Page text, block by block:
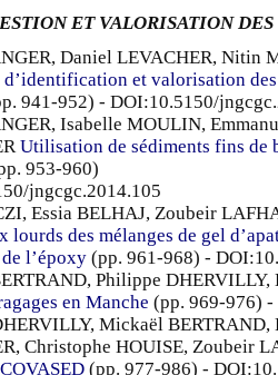
ET VALORISATION
Daniel LEVACHER, Nitin
d’identification et valorisation
941-952) - DOI:10.5150/
Isabelle MOULIN,
Utilisation de sédiments fins de
953-960)
jngcgc.2014.105
Essia BELHAJ, Zoubeir
lourds des mélanges de gel
l’époxy (pp. 961-968) -
Philippe
en Manche (pp. 969-976)
Mickaël
Christophe HOUISE, Zoubeir
(pp. 977-986) -